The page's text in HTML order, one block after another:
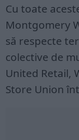
Cu toate
Montgomery
să respecte
colective de
United Retail,
Store Union